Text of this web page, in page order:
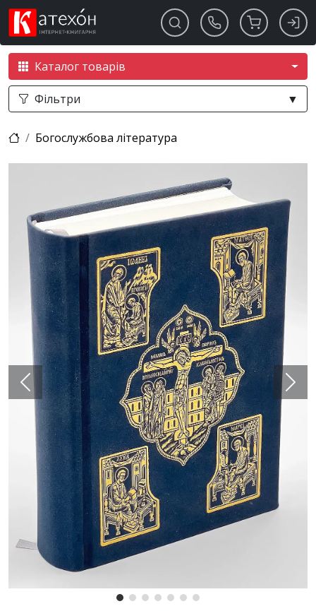
Каталог товарів
Фільтри ▼
Богослужбова література
Previous Next